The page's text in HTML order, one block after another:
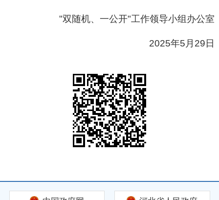
"双随机、一公开"工作领导小组办公室
2025年5月29日